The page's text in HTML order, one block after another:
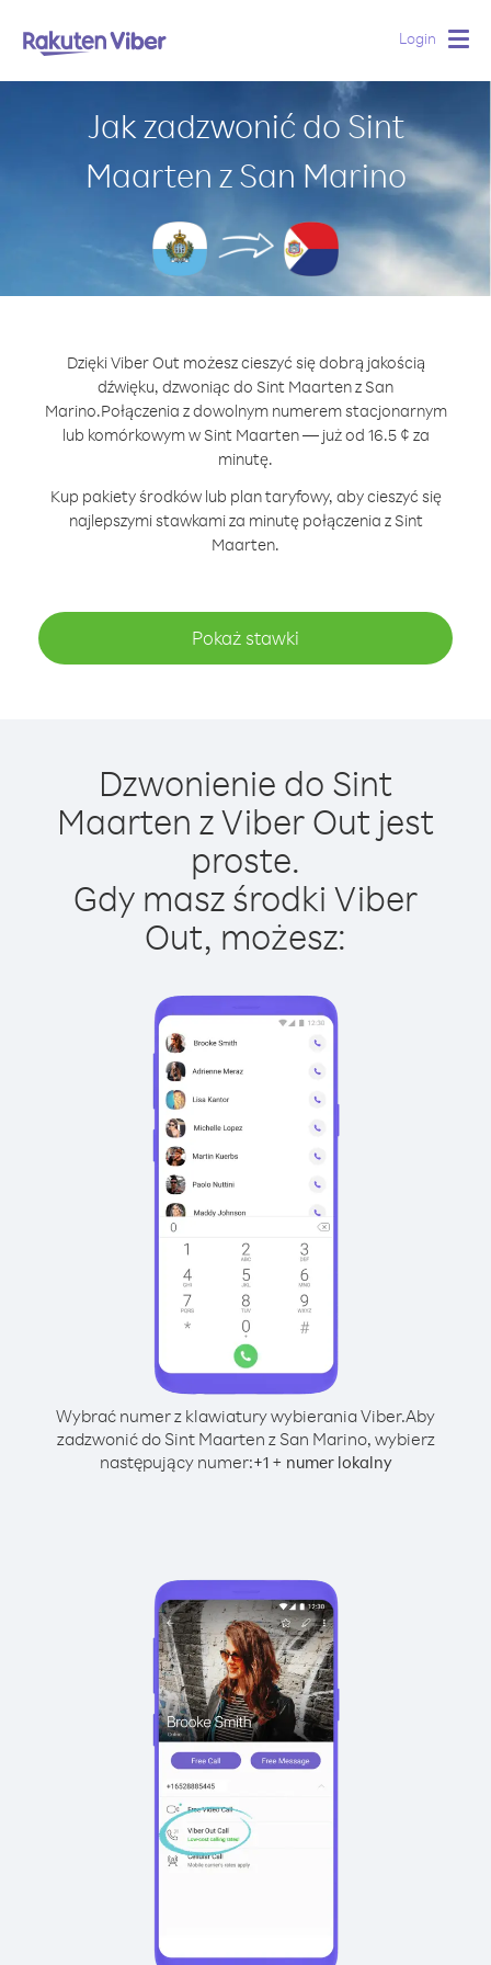
Login
Jak zadzwonić do Sint
Maarten z San Marino
Dzięki Viber Out możesz cieszyć się dobrą jakością
dźwięku, dzwoniąc do Sint Maarten z San
Marino.Połączenia z dowolnym numerem stacjonarnym
lub komórkowym w Sint Maarten — już od 16.5 ¢ za
minutę.
Kup pakiety środków lub plan taryfowy, aby cieszyć się
najlepszymi stawkami za minutę połączenia z Sint
Maarten.
Pokaż stawki
Dzwonienie do Sint
Maarten z Viber Out jest
proste.
Gdy masz środki Viber
Out, możesz:
Wybrać numer z klawiatury wybierania Viber.Aby
zadzwonić do Sint Maarten z San Marino, wybierz
następujący numer:+1+ numer lokalny